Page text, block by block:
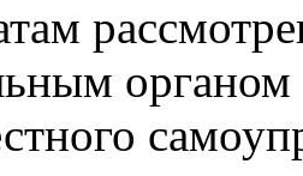
органом